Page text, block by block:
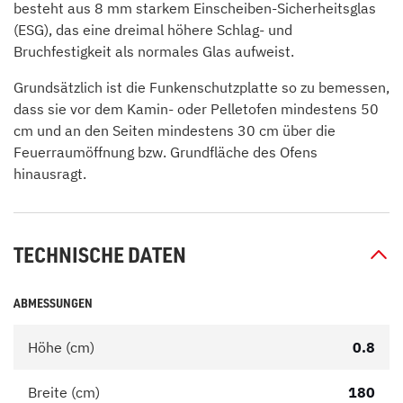
besteht aus 8 mm starkem Einscheiben-Sicherheitsglas
(ESG), das eine dreimal höhere Schlag- und
Bruchfestigkeit als normales Glas aufweist.
Grundsätzlich ist die Funkenschutzplatte so zu bemessen,
dass sie vor dem Kamin- oder Pelletofen mindestens 50
cm und an den Seiten mindestens 30 cm über die
Feuerraumöffnung bzw. Grundfläche des Ofens
hinausragt.
TECHNISCHE DATEN
ABMESSUNGEN
Höhe (cm) 0.8
Breite (cm) 180